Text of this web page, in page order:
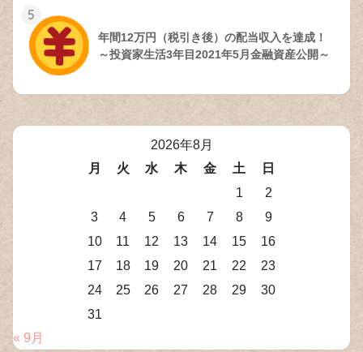
5
年間12万円（税引き後）の配当収入を達成！
～投資家生活3年目2021年5月金融資産公開～
2026年8月
月
火 水 木 金 土
日
1
2
3
4 5 6 7 8
9
10
11 12 13 14 15
16
17
18 19 20 21 22
23
24
25 26 27 28 29
30
31
« 9月